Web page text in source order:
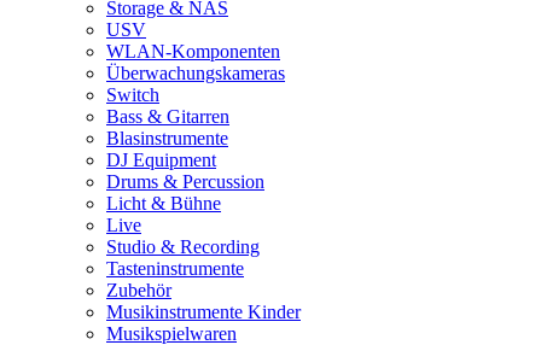
Storage & NAS
USV
WLAN-Komponenten
Überwachungskameras
Switch
Bass & Gitarren
Blasinstrumente
DJ Equipment
Drums & Percussion
Licht & Bühne
Live
Studio & Recording
Tasteninstrumente
Zubehör
Musikinstrumente Kinder
Musikspielwaren